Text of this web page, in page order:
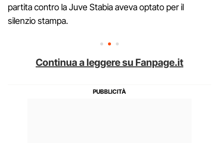
partita contro la Juve Stabia aveva optato per il
silenzio stampa.
Continua a leggere su Fanpage.it